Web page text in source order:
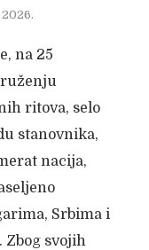
2026.
na 25
ritova, selo
stanovnika,
nacija,
Srbima i
svojih